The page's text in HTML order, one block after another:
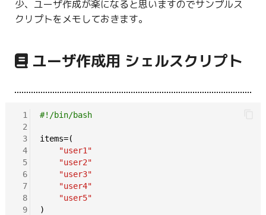
型指定
少、ユーザ作成が楽になると思いますのでサンプルス
クリプトをメモしておきます。
ユーザ作成用 シェルスクリプト
1
2
3
4
5
6
7
8
9
#!/bin/bash
items=(
"user1"
"user2"
"user3"
"user4"
"user5"
)